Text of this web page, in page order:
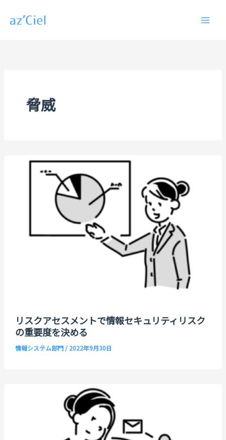
脅威
リスクアセスメントで情報セキュリティリスク
の重要度を決める
情報システム部門/ 2022年9月30日